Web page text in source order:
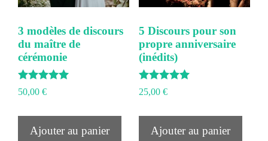
3 modèles de discours
du maître de
cérémonie
Note
5.00
50,00 €
Ajouter au panier
5 Discours pour son
propre anniversaire
(inédits)
Note
5.00
25,00 €
Ajouter au panier